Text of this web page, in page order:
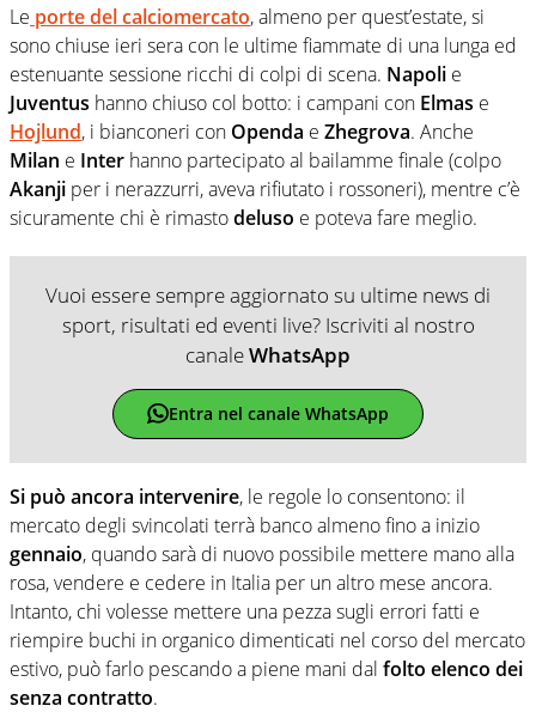
Le porte del calciomercato, almeno per quest’estate, si
sono chiuse ieri sera con le ultime fiammate di una lunga ed
estenuante sessione ricchi di colpi di scena. Napoli e
Juventus hanno chiuso col botto: i campani con Elmas e
Hojlund, i bianconeri con Openda e Zhegrova. Anche
Milan e Inter hanno partecipato al bailamme finale (colpo
Akanji per i nerazzurri, aveva rifiutato i rossoneri), mentre c’è
sicuramente chi è rimastodeluso e poteva fare meglio.
Vuoi essere sempre aggiornato su ultime news di
sport, risultati ed eventi live? Iscriviti al nostro
canaleWhatsApp
Entra nel canale WhatsApp
Si può ancora intervenire, le regole lo consentono: il
mercato degli svincolati terrà banco almeno fino a inizio
gennaio, quando sarà di nuovo possibile mettere mano alla
rosa, vendere e cedere in Italia per un altro mese ancora.
Intanto, chi volesse mettere una pezza sugli errori fatti e
riempire buchi in organico dimenticati nel corso del mercato
estivo, può farlo pescando a piene mani dal folto elenco dei
senza contratto.